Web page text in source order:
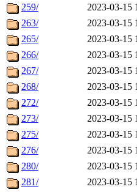
259/
2023-03-15
263/
2023-03-15
265/
2023-03-15
266/
2023-03-15
267/
2023-03-15
268/
2023-03-15
272/
2023-03-15
273/
2023-03-15
275/
2023-03-15
276/
2023-03-15
280/
2023-03-15
281/
2023-03-15